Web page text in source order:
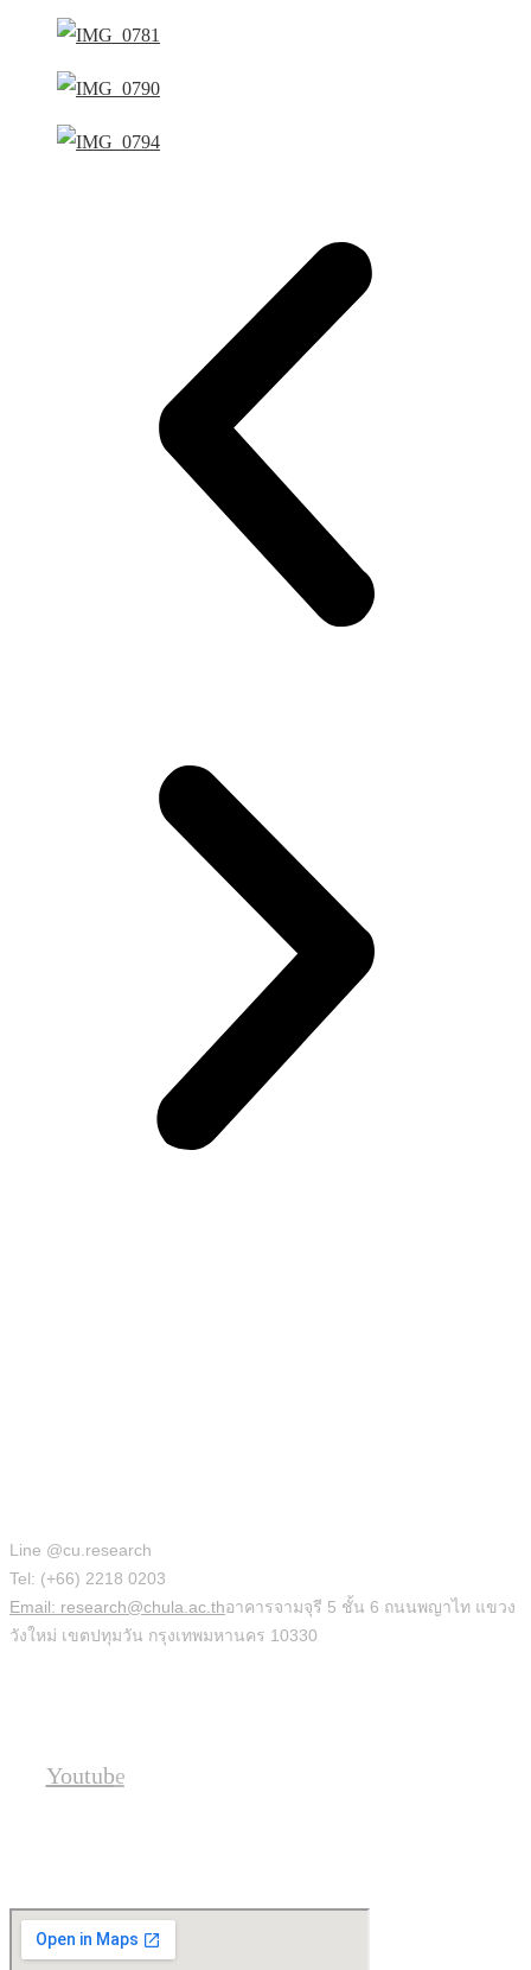
Line @cu.research
Tel: (+66) 2218 0203
Email: research@chula.ac.thอาคารจามจุรี 5 ชั้น 6 ถนนพญาไท แขวง
วังใหม่ เขตปทุมวัน กรุงเทพมหานคร 10330
Youtube